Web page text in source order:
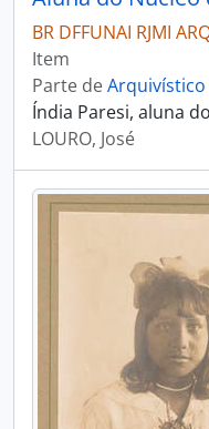
BR DFFUNAI RJMI
Item
Parte deArquivístico
Índia Paresi, aluna
LOURO, José